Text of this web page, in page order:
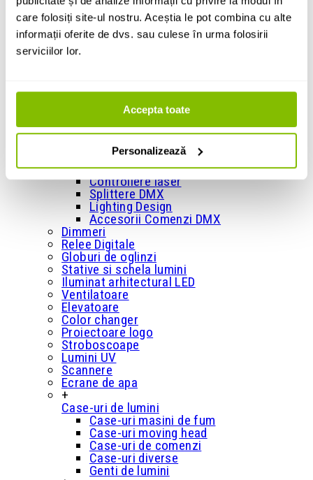
care folosiți site-ul nostru. Aceștia le pot combina cu alte
informații oferite de dvs. sau culese în urma folosirii
serviciilor lor.
Accepta toate
Personalizează
+
Masini de efecte
Masini de spuma
Masini de baloane
Accesorii pentru masini de efecte
Comenzi si controllere
Console si comenzi DMX
Interfete DMX
Wireless si retea DMX
Telecomenzi si diverse controllere
Controllere laser
Splittere DMX
Lighting Design
Accesorii Comenzi DMX
Dimmeri
Relee Digitale
Globuri de oglinzi
Stative si schela lumini
Iluminat arhitectural LED
Ventilatoare
Elevatoare
Color changer
Proiectoare logo
Stroboscoape
Lumini UV
Scannere
Ecrane de apa
+
Case-uri de lumini
Case-uri masini de fum
Case-uri moving head
Case-uri de comenzi
Case-uri diverse
Genti de lumini